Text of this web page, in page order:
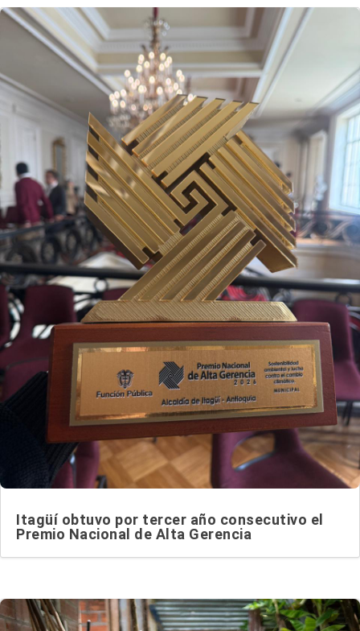
Itagüí obtuvo por tercer año consecutivo el
Premio Nacional de Alta Gerencia